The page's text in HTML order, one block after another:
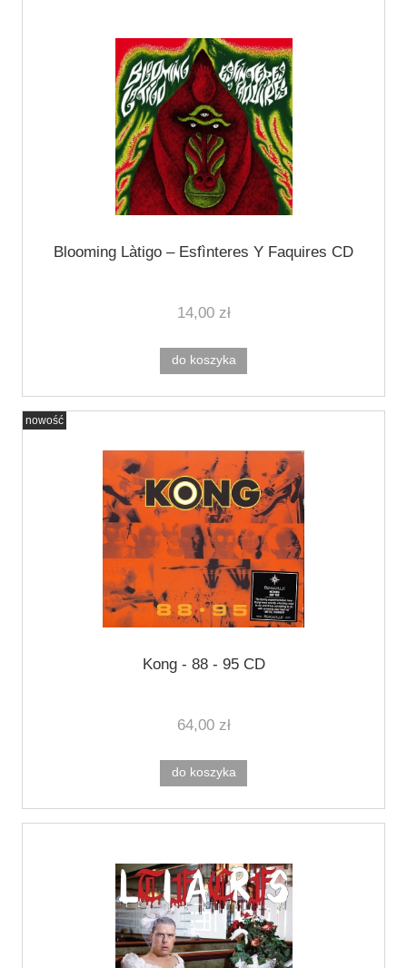
Blooming Làtigo ‎– Esfìnteres Y Faquires CD
14,00 zł
do koszyka
Kong - 88 - 95 CD
64,00 zł
do koszyka
nowość